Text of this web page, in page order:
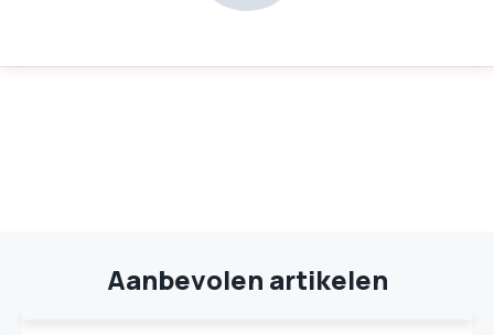
Aanbevolen artikelen